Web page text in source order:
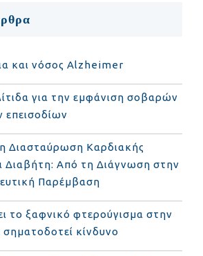
και νόσος Alzheimer
για την εμφάνιση σοβαρών
επεισοδίων
Διασταύρωση Καρδιακής
Διαβήτη: Από τη Διάγνωση στην
Παρέμβαση
το ξαφνικό φτερούγισμα στην
σηματοδοτεί κίνδυνο